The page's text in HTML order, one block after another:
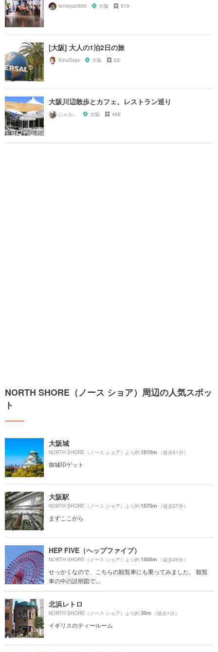
tomoya0606 大阪 519
[大阪] 大人の1泊2日の旅
KinuDays 大阪 22
大阪川辺散歩とカフェ、レストラン巡り
にゃお。 大阪 498
NORTH SHORE（ノース ショア）周辺の人気スポッ
ト
大阪城
NORTH SHORE（ノース ショア）より約1810m （徒歩31分）
御城印ゲット
大阪駅
NORTH SHORE（ノース ショア）より約1570m （徒歩27分）
まずここから
HEP FIVE（ヘップファイブ）
NORTH SHORE（ノース ショア）より約1500m （徒歩25分）
せっかくなので、こちらの観覧車にも乗ってみました。 観覧
車の中の説明図で...
北浜レトロ
NORTH SHORE（ノース ショア）より約30m （徒歩1分）
イギリスのティールーム